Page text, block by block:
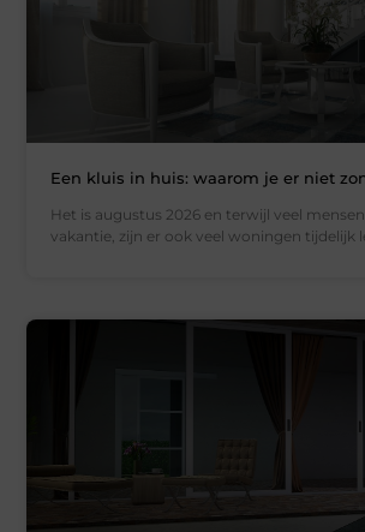
Een kluis in huis: waarom je er niet
Het is augustus 2026 en terwijl veel
vakantie, zijn er ook veel woningen tijdelijk